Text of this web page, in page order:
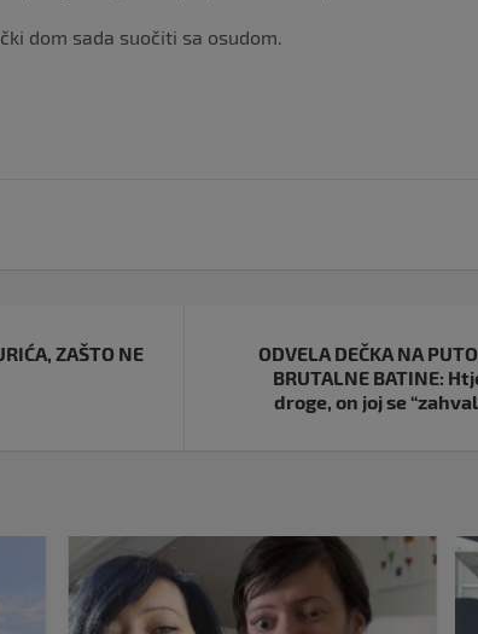
dom sada suočiti sa osudom.
ZAŠTO NE
ODVELA DEČKA NA
BRUTALNE BATINE:
droge, on joj se